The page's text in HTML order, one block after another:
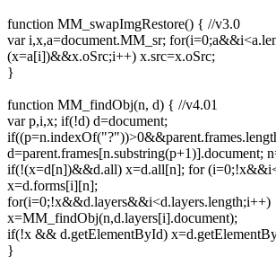
function MM_swapImgRestore() { //v3.0
var i,x,a=document.MM_sr;
(x=a[i])&&x.oSrc;i++) x.src=x.oSrc;
}
function MM_findObj(n, d) { //v4.01
var p,i,x; if(!d) d=document;
d=parent.frames[n.substring(p+1)].document;
if(!(x=d[n])&&d.all) x=d.all[n]; for
x=d.forms[i][n];
for(i=0;!x&&d.layers&&i<d.layers.length;i++)
x=MM_findObj(n,d.layers[i].document);
if(!x && d.getElementById)
}